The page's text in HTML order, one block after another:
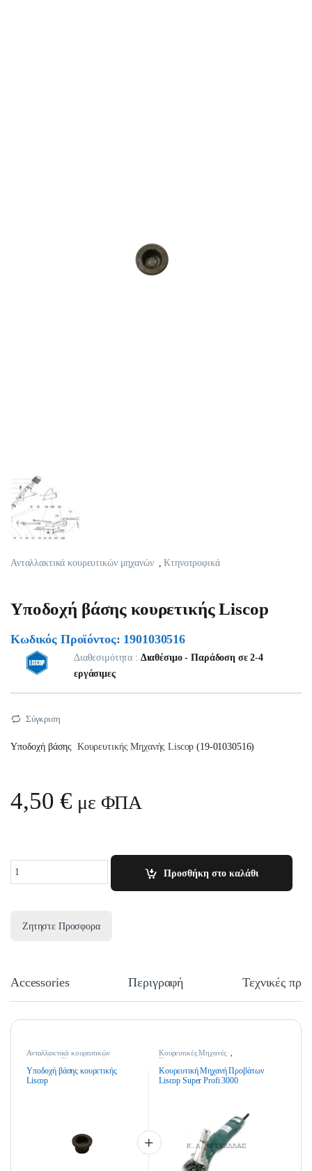
Ανταλλακτικά κουρευτικών μηχανών ,Κτηνοτροφικά
Υποδοχή βάσης κουρετικής Liscop
Κωδικός Προϊόντος: 1901030516
Διαθεσιμότητα : Διαθέσιμο - Παράδοση σε 2-4
εργάσιμες
Σύγκριση
Υποδοχή βάσης Κουρευτικής Mηχανής Liscop (19-01030516)
4,50€ με ΦΠΑ
Προσθήκη στο καλάθι
Ζητηστε Προσφορα
Accessories Περιγραφή Τεχνικές
Ανταλλακτικά κουρευτικών
μηχανών
,Κτηνοτροφικά
Υποδοχή βάσης κουρετικής
Liscop
Κουρευτικές Μηχανές
Κτηνοτροφικά
Κουρευτική Μηχανή Προβάτων
Liscop Super Profi 3000